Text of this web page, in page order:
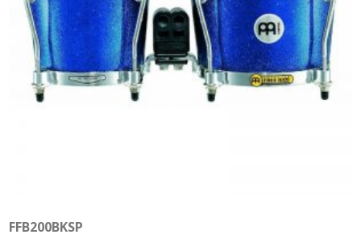
FFB200BKSP